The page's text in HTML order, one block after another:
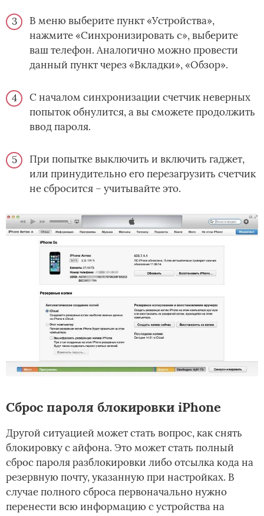
В меню выберите пункт «Устройства»,
нажмите «Синхронизировать с», выберите
ваш телефон. Аналогично можно провести
данный пункт через «Вкладки», «Обзор».
С началом синхронизации счетчик неверных
попыток обнулится, а вы сможете продолжить
ввод пароля.
При попытке выключить и включить гаджет,
или принудительно его перезагрузить счетчик
не сбросится – учитывайте это.
Сброс пароля блокировки iPhone
Другой ситуацией может стать вопрос, как снять
блокировку с айфона. Это может стать полный
сброс пароля разблокировки либо отсылка кода на
резервную почту, указанную при настройках. В
случае полного сброса первоначально нужно
перенести всю информацию с устройства на